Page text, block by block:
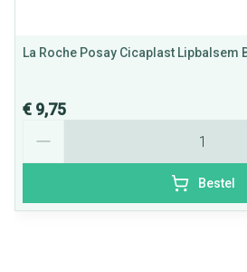
La Roche Posay Cicaplast Lipbalsem
€ 9,75
Bestel